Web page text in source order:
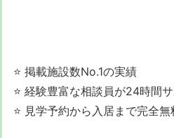
⭐ 掲載施設数No.1の実績
⭐ 経験豊富な相談員が24時間
⭐ 見学予約から入居まで完全